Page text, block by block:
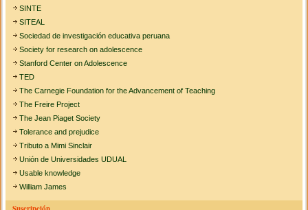
SINTE
SITEAL
Sociedad de investigación educativa peruana
Society for research on adolescence
Stanford Center on Adolescence
TED
The Carnegie Foundation for the Advancement of Teaching
The Freire Project
The Jean Piaget Society
Tolerance and prejudice
Tributo a Mimi Sinclair
Unión de Universidades UDUAL
Usable knowledge
William James